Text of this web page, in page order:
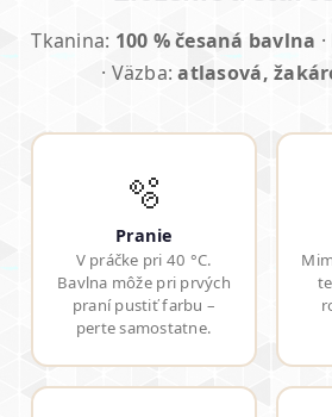
Tkanina: 100 % česaná bavlna
· Väzba:atlasová,
🫧
Pranie
V práčke pri 40 °C.
Bavlna môže pri prvých
praní pustiť farbu –
perte samostatne.